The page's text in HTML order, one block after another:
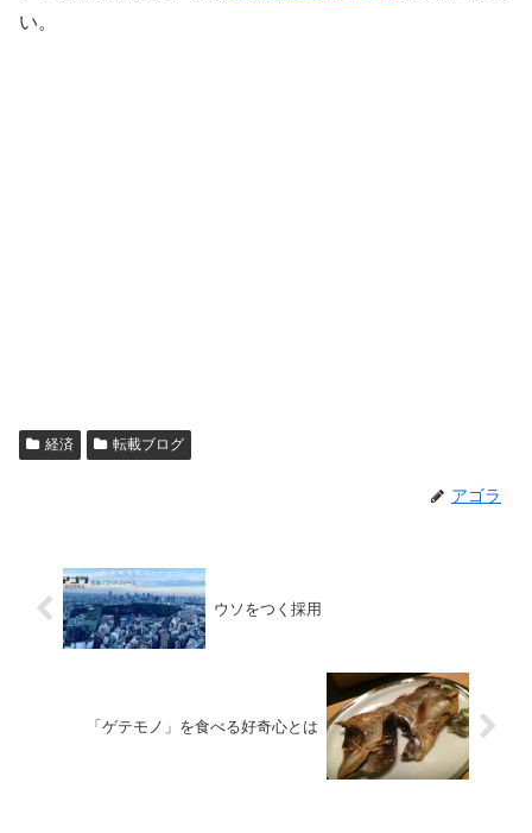
い。
経済 転載ブログ
アゴラ
ウソをつく採用
「ゲテモノ」を食べる好奇心とは